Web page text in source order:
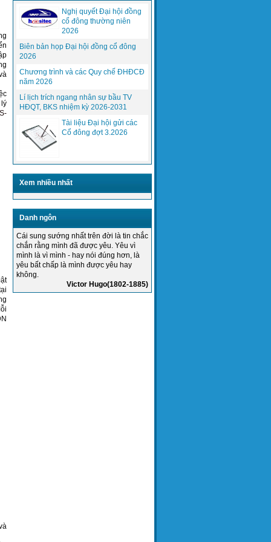
(PCWorldVN) Gần 7 tỷ thuê bao di động,
sắp bằng dân số thế giới,...
Phần mềm quản lý, điều hành giải
quyết trở ngại, sự cố online
HasitecTN
Thực hiện mục tiêu chất lượng năm
2015 của Tổng giám đốc công ty...
Nghị quyết Đại hội đồng
cổ đông thường niên
2026
Biên bản họp Đại hội đồng cổ đông
2026
Chương trình và các Quy chế ĐHĐCĐ
năm 2026
Lí lịch trích ngang nhân sự bầu TV
HĐQT, BKS nhiệm kỳ 2026-2031
Tài liệu Đại hội gửi các
Cổ đông đợt 3.2026
Xem nhiều nhất
Danh ngôn
Cái sung sướng nhất trên đời là tin chắc
chắn rằng mình đã được yêu. Yêu vì
mình là vì mình - hay nói đúng hơn, là
yêu bất chấp là mình được yêu hay
không.
Victor Hugo(1802-1885)